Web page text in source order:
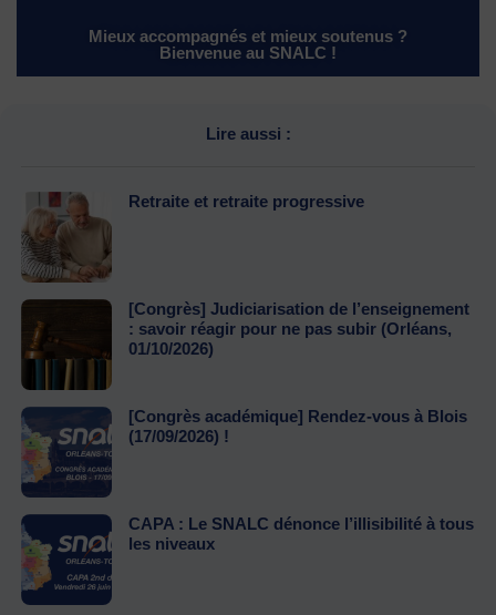
Mieux accompagnés et mieux soutenus ?
Bienvenue au SNALC !
Lire aussi :
Retraite et retraite progressive
[Congrès] Judiciarisation de l’enseignement
: savoir réagir pour ne pas subir (Orléans,
01/10/2026)
[Congrès académique] Rendez-vous à Blois
(17/09/2026) !
CAPA : Le SNALC dénonce l’illisibilité à tous
les niveaux